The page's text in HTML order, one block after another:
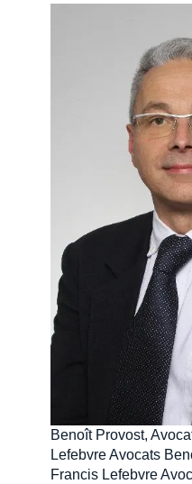
Benoît Provost,
Lefebvre Avocats
Francis Lefebvre